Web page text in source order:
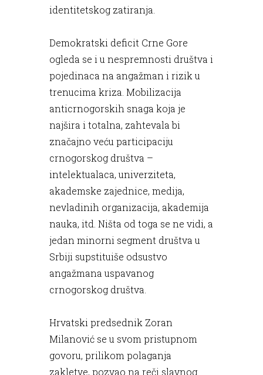
identitetskog zatiranja.
Demokratski deficit Crne Gore
ogleda se i u nespremnosti društva i
pojedinaca na angažman i rizik u
trenucima kriza. Mobilizacija
anticrnogorskih snaga koja je
najšira i totalna, zahtevala bi
značajno veću participaciju
crnogorskog društva –
intelektualaca, univerziteta,
akademske zajednice, medija,
nevladinih organizacija, akademija
nauka, itd. Ništa od toga se ne vidi, a
jedan minorni segment društva u
Srbiji supstituiše odsustvo
angažmana uspavanog
crnogorskog društva.
Hrvatski predsednik Zoran
Milanović se u svom pristupnom
govoru, prilikom polaganja
zakletve, pozvao na reči slavnog